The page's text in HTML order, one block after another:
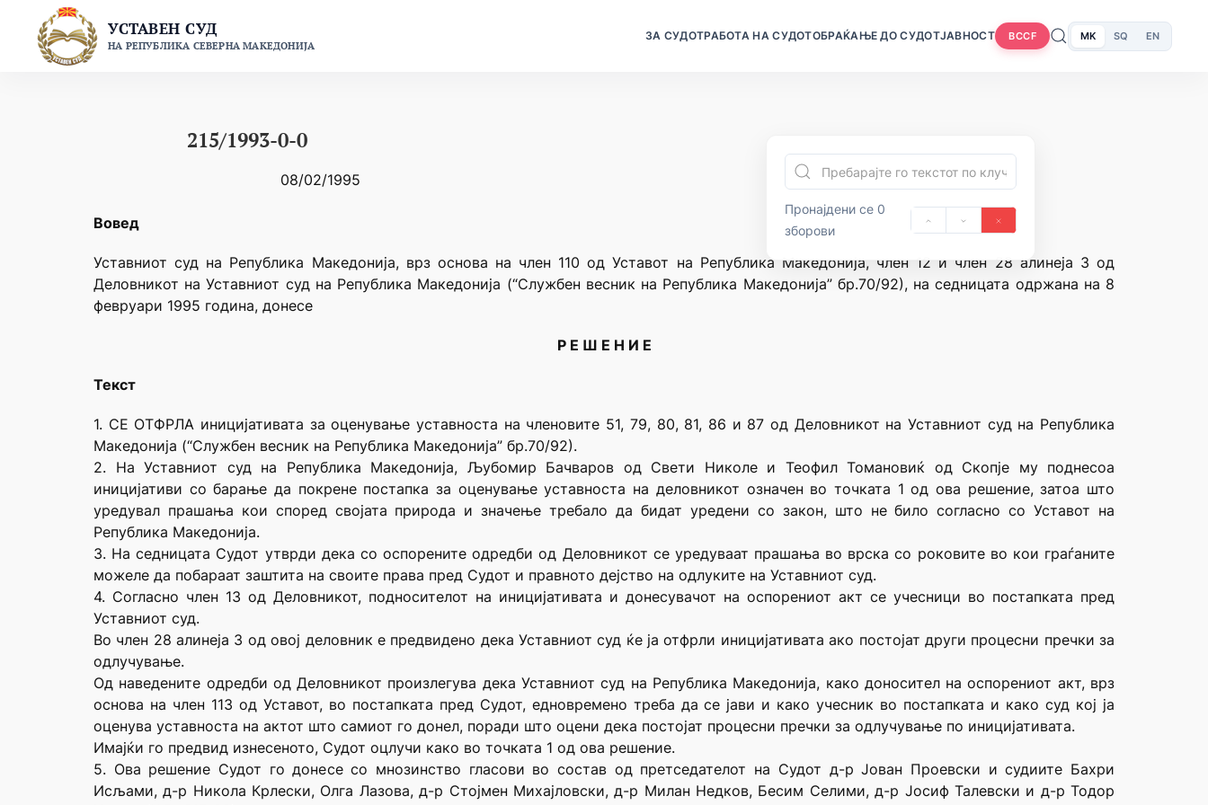
content
УСТАВЕН СУД
НА РЕПУБЛИКА СЕВЕРНА МАКЕДОНИЈА
ЗА СУДОТРАБОТА НА СУДОТОБРАЌАЊЕ ДО СУДОТЈАВНОСТ BCCF MK SQ EN
215/1993-0-0
08/02/1995
Пронајдени се 0
зборови
Вовед
Уставниот суд на Република Македонија, врз основа на член 110 од Уставот на Република Македонија, член 12 и член 28 алинеја 3 од
Деловникот на Уставниот суд на Република Македонија (“Службен весник на Република Македонија” бр.70/92), на седницата одржана на 8
февруари 1995 година, донесе
Р Е Ш Е Н И Е
Текст
1. СЕ ОТФРЛА иницијативата за оценување уставноста на членовите 51, 79, 80, 81, 86 и 87 од Деловникот на Уставниот суд на Република
Македонија (“Службен весник на Република Македонија” бр.70/92).
2. На Уставниот суд на Република Македонија, Љубомир Бачваров од Свети Николе и Теофил Томановиќ од Скопје му поднесоа
иницијативи со барање да покрене постапка за оценување уставноста на деловникот означен во точката 1 од ова решение, затоа што
уредувал прашања кои според својата природа и значење требало да бидат уредени со закон, што не било согласно со Уставот на
Република Македонија.
3. На седницата Судот утврди дека со оспорените одредби од Деловникот се уредуваат прашања во врска со роковите во кои граѓаните
можеле да побараат заштита на своите права пред Судот и правното дејство на одлуките на Уставниот суд.
4. Согласно член 13 од Деловникот, подносителот на иницијативата и донесувачот на оспорениот акт се учесници во постапката пред
Уставниот суд.
Во член 28 алинеја 3 од овој деловник е предвидено дека Уставниот суд ќе ја отфрли иницијативата ако постојат други процесни пречки за
одлучување.
Од наведените одредби од Деловникот произлегува дека Уставниот суд на Република Македонија, како доносител на оспорениот акт, врз
основа на член 113 од Уставот, во постапката пред Судот, едновремено треба да се јави и како учесник во постапката и како суд кој ја
оценува уставноста на актот што самиот го донел, поради што оцени дека постојат процесни пречки за одлучување по иницијативата.
Имајќи го предвид изнесеното, Судот оцлучи како во точката 1 од ова решение.
5. Ова решение Судот го донесе со мнозинство гласови во состав од претседателот на Судот д-р Јован Проевски и судиите Бахри
Исљами, д-р Никола Крлески, Олга Лазова, д-р Стојмен Михајловски, д-р Милан Недков, Бесим Селими, д-р Јосиф Талевски и д-р Тодор